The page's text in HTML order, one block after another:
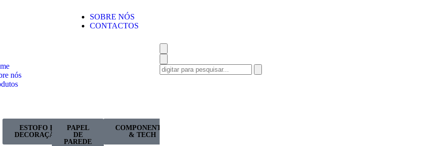
SOBRE NÓS
CONTACTOS
nós
ESTOFO E
DECORAÇÃO
PAPEL
DE
PAREDE
COMPONENTES
& TECH